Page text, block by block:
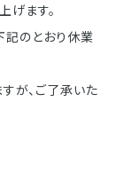
げます。
記のとおり休業
が、ご了承いた